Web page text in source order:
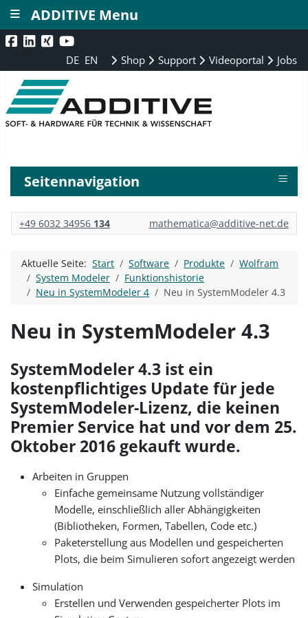
DE EN Shop Support Videoportal Jobs
Seitennavigation ≡
+49 6032 34956 134 mathematica@additive-net.de
Aktuelle Seite:Start Software Produkte
Wolfram
System Modeler
Funktionshistorie
Neu in SystemModeler 4
Neu in SystemModeler 4.3
Neu in SystemModeler 4.3
SystemModeler 4.3 ist ein
kostenpflichtiges Update für jede
SystemModeler-Lizenz, die keinen
Premier Service hat und vor dem 25.
Oktober 2016 gekauft wurde.
Arbeiten in Gruppen
Einfache gemeinsame Nutzung vollständiger
Modelle, einschließlich aller Abhängigkeiten
(Bibliotheken, Formen, Tabellen, Code etc.)
Paketerstellung aus Modellen und gespeicherten
Plots, die beim Simulieren sofort angezeigt werden
Simulation
Erstellen und Verwenden gespeicherter Plots im
ADDITIVE Menu
≡